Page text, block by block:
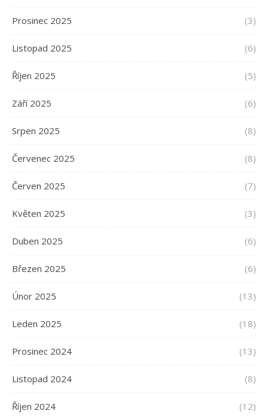
Prosinec 2025 (3)
Listopad 2025 (6)
Říjen 2025 (5)
Září 2025 (6)
Srpen 2025 (8)
Červenec 2025 (8)
Červen 2025 (7)
Květen 2025 (3)
Duben 2025 (6)
Březen 2025 (6)
Únor 2025 (13)
Leden 2025 (18)
Prosinec 2024 (13)
Listopad 2024 (8)
Říjen 2024 (12)